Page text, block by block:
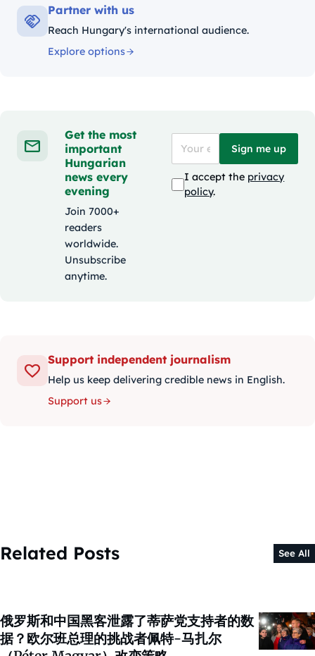
Partner with us
Reach Hungary's international audience.
Explore options
Get the most
important
Hungarian
news every
evening
Join 7000+
readers
worldwide.
Unsubscribe
anytime.
Sign me up
I accept the privacy
policy.
Support independent journalism
Help us keep delivering credible news in English.
Support us
Related Posts See All
俄罗斯和中国黑客泄露了蒂萨党支持者的数
据？欧尔班总理的挑战者佩特-马扎尔